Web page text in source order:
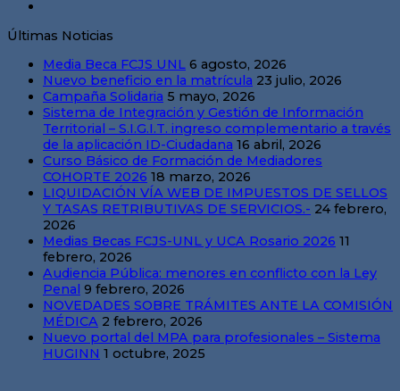
Últimas Noticias
Media Beca FCJS UNL 6 agosto, 2026
Nuevo beneficio en la matrícula 23 julio, 2026
Campaña Solidaria 5 mayo, 2026
Sistema de Integración y Gestión de Información
Territorial – S.I.G.I.T. ingreso complementario a través
de la aplicación ID-Ciudadana 16 abril, 2026
Curso Básico de Formación de Mediadores
COHORTE 2026 18 marzo, 2026
LIQUIDACIÓN VÍA WEB DE IMPUESTOS DE SELLOS
Y TASAS RETRIBUTIVAS DE SERVICIOS.- 24 febrero,
2026
Medias Becas FCJS-UNL y UCA Rosario 2026 11
febrero, 2026
Audiencia Pública: menores en conflicto con la Ley
Penal 9 febrero, 2026
NOVEDADES SOBRE TRÁMITES ANTE LA COMISIÓN
MÉDICA 2 febrero, 2026
Nuevo portal del MPA para profesionales – Sistema
HUGINN 1 octubre, 2025